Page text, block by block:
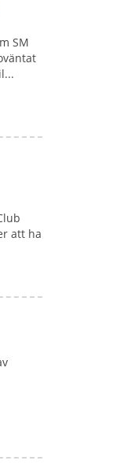
SM
att ha